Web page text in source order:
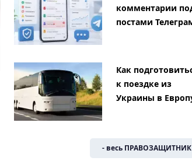
комментарии
постами
Как
к поездке из
Украины в
- весь ПРАВОЗАЩИТНИК